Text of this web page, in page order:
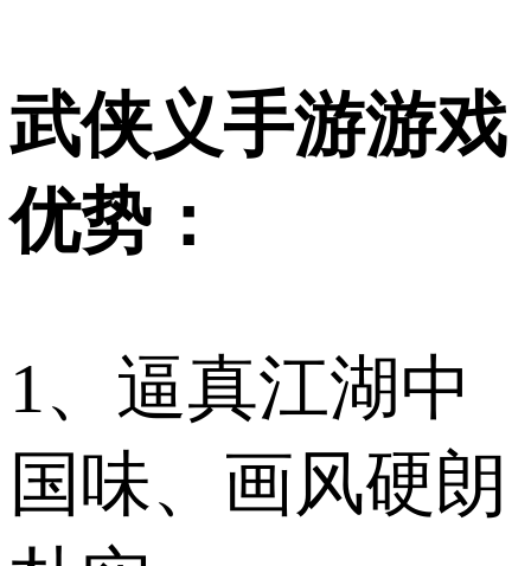
武侠义手游游戏
优势：
1、逼真江湖中
国味、画风硬朗